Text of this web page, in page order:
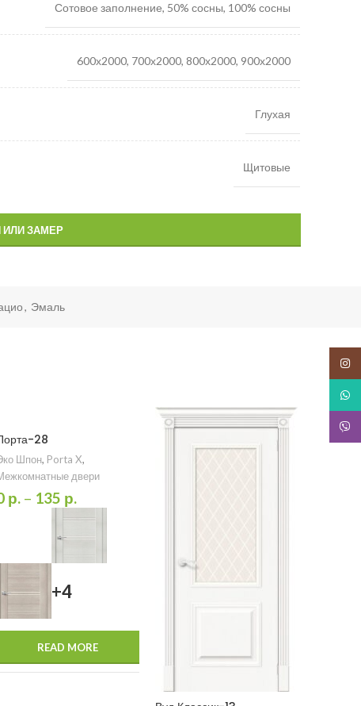
Сотовое заполнение, 50% сосны, 100% сосны
600х2000, 700х2000, 800х2000, 900х2000
Глухая
Щитовые
ИЛИ ЗАМЕР
, Эмаль
28
Шпон, Porta X,
двери
р.– 135 р.
+4
READ MORE